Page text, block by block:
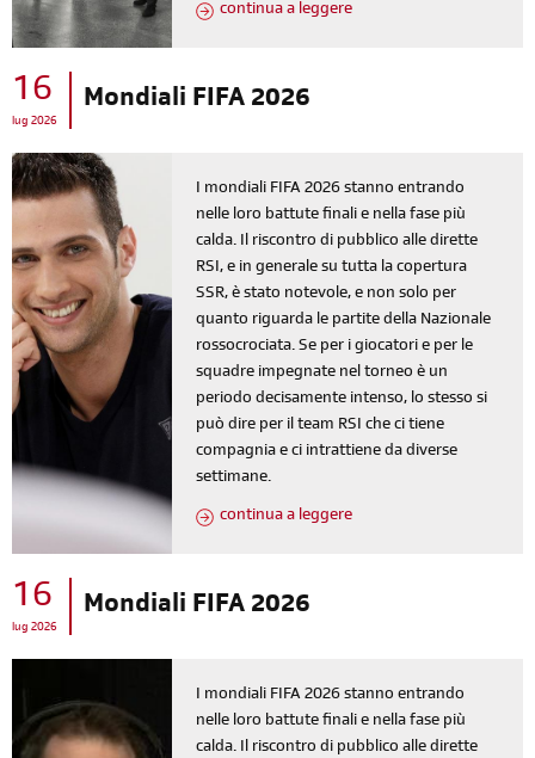
continua a leggere
16
lug 2026
Mondiali FIFA 2026
I mondiali FIFA 2026 stanno entrando
nelle loro battute finali e nella fase più
calda. Il riscontro di pubblico alle dirette
RSI, e in generale su tutta la copertura
SSR, è stato notevole, e non solo per
quanto riguarda le partite della Nazionale
rossocrociata. Se per i giocatori e per le
squadre impegnate nel torneo è un
periodo decisamente intenso, lo stesso si
può dire per il team RSI che ci tiene
compagnia e ci intrattiene da diverse
settimane.
continua a leggere
16
lug 2026
Mondiali FIFA 2026
I mondiali FIFA 2026 stanno entrando
nelle loro battute finali e nella fase più
calda. Il riscontro di pubblico alle dirette